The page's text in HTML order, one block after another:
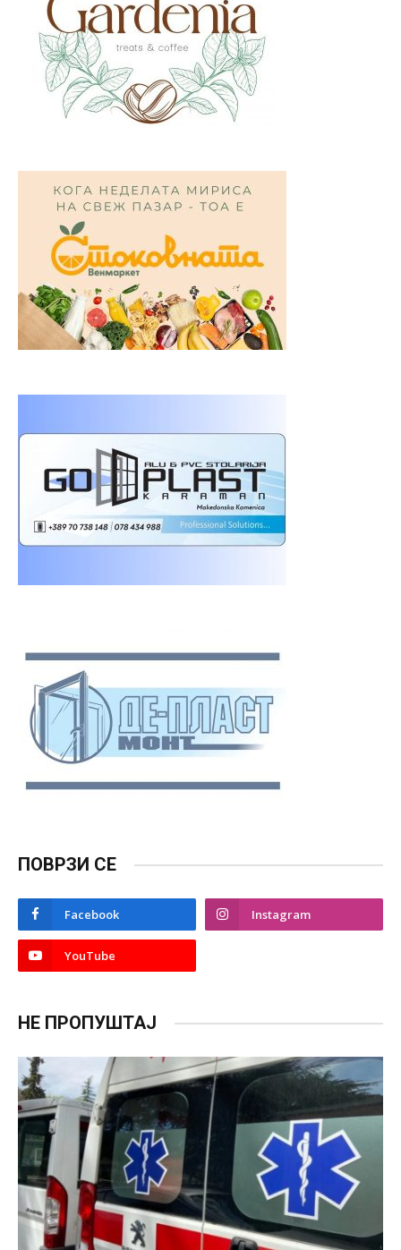
ПОВРЗИ СЕ
Facebook Instagram
YouTube
НЕ ПРОПУШТАЈ